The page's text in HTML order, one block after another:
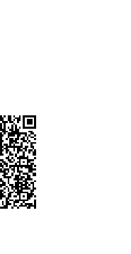
二〇